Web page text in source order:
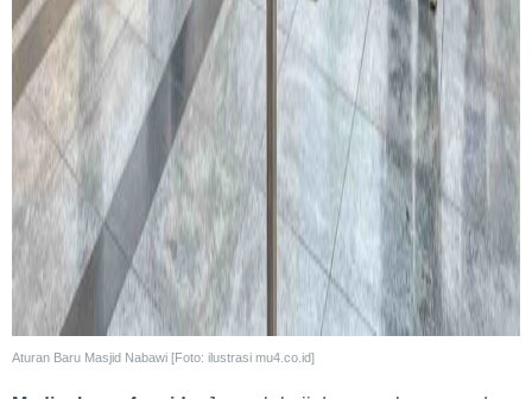
Aturan Baru Masjid Nabawi [Foto: ilustrasi mu4.co.id]